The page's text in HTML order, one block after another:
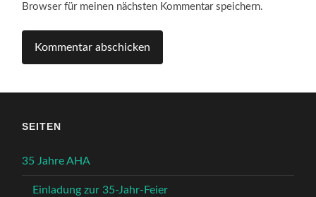
Browser für meinen nächsten Kommentar speichern.
SEITEN
35 Jahre AHA
Einladung zur 35-Jahr-Feier